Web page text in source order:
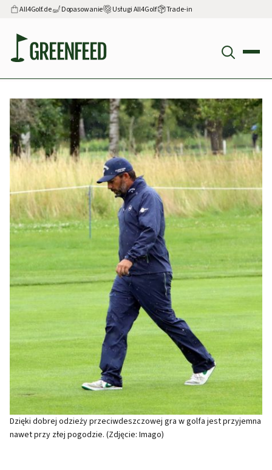
All4Golf.de Dopasowanie Usługi All4Golf Trade-in
Dzięki dobrej odzieży przeciwdeszczowej gra w golfa jest przyjemna
nawet przy złej pogodzie. (Zdjęcie: Imago)